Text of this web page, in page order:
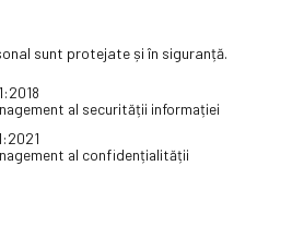
sunt protejate și în siguranță.
al securității informației
al confidențialității